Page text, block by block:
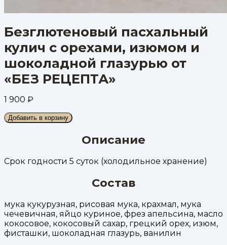
Безглютеновый пасхальный
кулич с орехами, изюмом и
шоколадной глазурью от
«БЕЗ РЕЦЕПТА»
1 900 ₽
Добавить в корзину
Описание
Срок годности 5 суток (холодильное хранение)
Состав
мука кукурузная, рисовая мука, крахмал, мука
чечевичная, яйцо куриное, фрез апельсина, масло
кокосовое, кокосовый сахар, грецкий орех, изюм,
фисташки, шоколадная глазурь, ванилин